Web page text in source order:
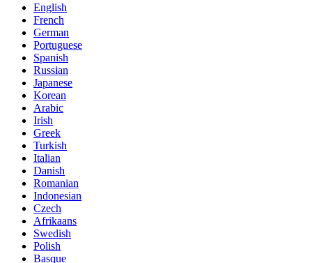
English
French
German
Portuguese
Spanish
Russian
Japanese
Korean
Arabic
Irish
Greek
Turkish
Italian
Danish
Romanian
Indonesian
Czech
Afrikaans
Swedish
Polish
Basque